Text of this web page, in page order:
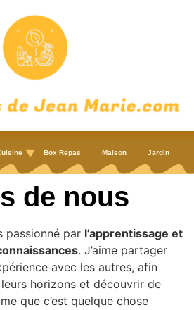
Box Repas Maison Jardin
de nous
passionné par l’apprentissage et
. J’aime partager
avec les autres, afin
horizons et découvrir de
que c’est quelque chose